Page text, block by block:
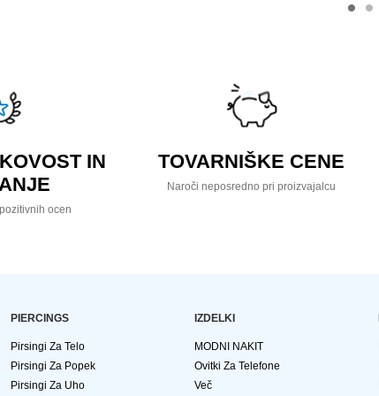
IN
ocen
TOVARNIŠKE CENE
Naroči neposredno pri proizvajalcu
PIERCINGS
Pirsingi Za Telo
Pirsingi Za Popek
Pirsingi Za Uho
IZDELKI
MODNI NAKIT
Ovitki Za Telefone
Več